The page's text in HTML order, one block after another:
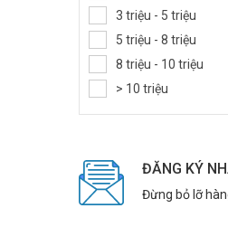
Card mở rộng trung
động
Phụ kiện báo trộm
Nút ấn báo động khẩn
3 triệu - 5 triệu
5 triệu - 8 triệu
8 triệu - 10 triệu
> 10 triệu
ĐĂNG KÝ
Đừng bỏ lỡ